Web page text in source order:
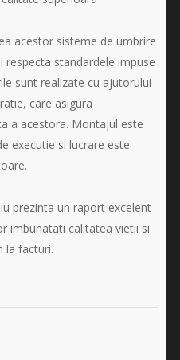
acestor sisteme de umbrire
standardele impuse
sunt realizate cu ajutorului
care asigura
a acestora. Montajul este
executie si lucrare este
prezinta un raport excelent
imbunatati calitatea vietii si
la facturi.